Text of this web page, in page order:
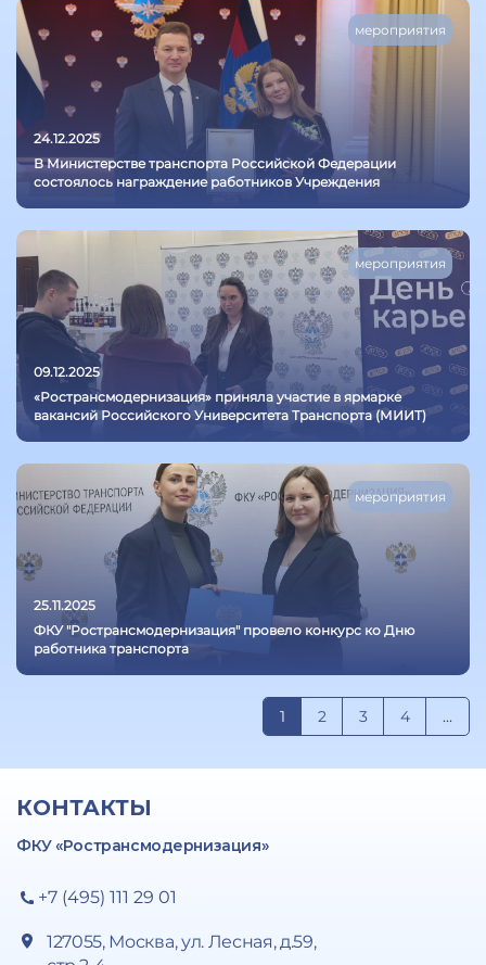
мероприятия
24.12.2025
В Министерстве транспорта Российской Федерации
состоялось награждение работников Учреждения
мероприятия
09.12.2025
«Ространсмодернизация» приняла участие в ярмарке
вакансий Российского Университета Транспорта (МИИТ)
мероприятия
25.11.2025
ФКУ "Ространсмодернизация" провело конкурс ко Дню
работника транспорта
1 2 3 4 ...
КОНТАКТЫ
ФКУ «Ространсмодернизация»
+7 (495) 111 29 01
127055, Москва, ул. Лесная, д.59,